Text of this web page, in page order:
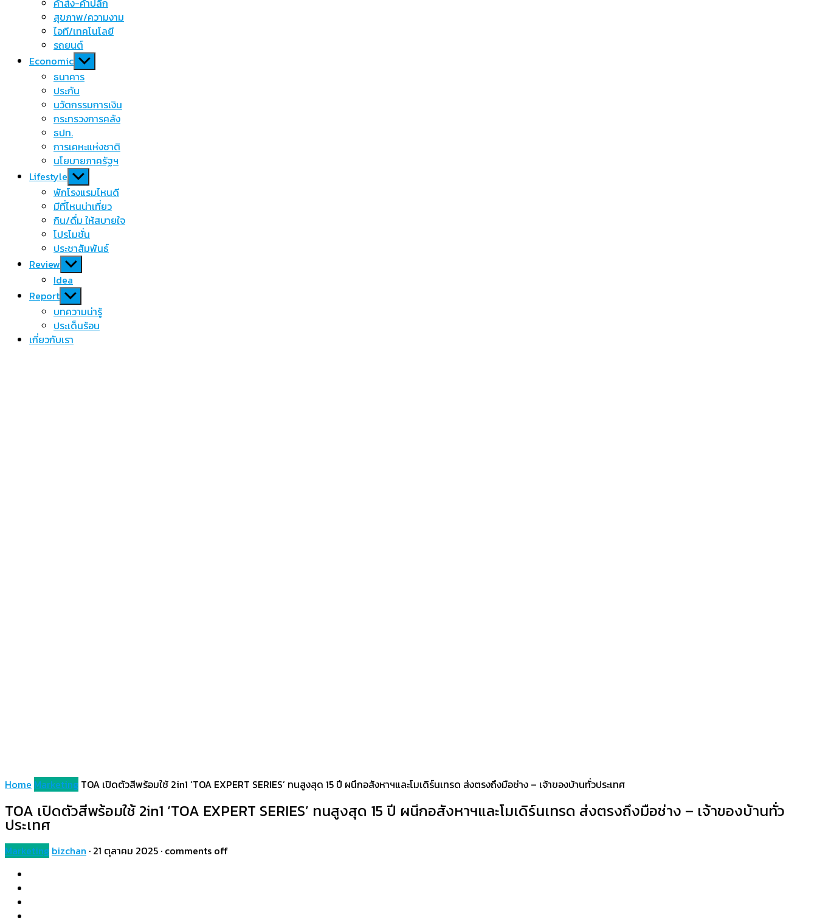
ค้าส่ง-ค้าปลีก
สุขภาพ/ความงาม
ไอที/เทคโนโลยี
รถยนต์
Economic Show
sub
menu
ธนาคาร
ประกัน
นวัตกรรมการเงิน
กระทรวงการคลัง
ธปท.
การเคหะแห่งชาติ
นโยบายภาครัฐฯ
Lifestyle Show
sub
menu
พักโรงแรมไหนดี
มีที่ไหนน่าเที่ยว
กิน/ดื่ม ให้สบายใจ
โปรโมชั่น
ประชาสัมพันธ์
Review Show
sub
menu
Idea
Report Show
sub
menu
บทความน่ารู้
ประเด็นร้อน
เกี่ยวกับเรา
Home Marketing TOA เปิดตัวสีพร้อมใช้ 2in1 ‘TOA EXPERT SERIES’ ทนสูงสุด 15 ปี ผนึกอสังหาฯและโมเดิร์นเทรด ส่งตรงถึงมือช่าง – เจ้าของบ้านทั่วประเทศ
TOA เปิดตัวสีพร้อมใช้ 2in1 ‘TOA EXPERT SERIES’ ทนสูงสุด 15 ปี ผนึกอสังหาฯและโมเดิร์นเทรด ส่งตรงถึงมือช่าง – เจ้าของบ้านทั่ว
ประเทศ
Marketing bizchan · 21 ตุลาคม 2025 · comments off